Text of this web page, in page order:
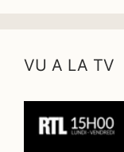
VU A LA TV
vidéo